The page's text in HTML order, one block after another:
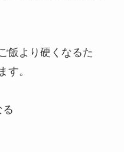
飯より硬くなるた
す。